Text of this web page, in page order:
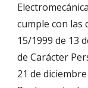
cumple con las
15/1999 de 13
de Carácter
21 de